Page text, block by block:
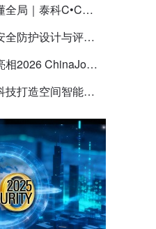
守护更放心！
局｜泰科C•CUR
运营智能新时代
全防护设计与评估
相2026 ChinaJo
赋能“与AI同游”新
技打造空间智能时